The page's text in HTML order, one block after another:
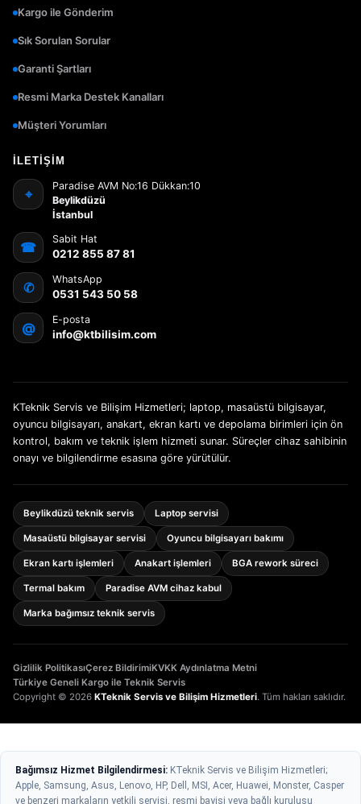
Kargo ile Gönderim
Sık Sorulan Sorular
Garanti Şartları
Resmi Marka Destek Kanalları
Müşteri Yorumları
İLETIŞIM
⌖
Paradise AVM No:16 Dükkan:10
Beylikdüzü
İstanbul
☎
Sabit Hat
0212 855 87 81
✆
WhatsApp
0531 543 50 58
@
E-posta
info@ktbilisim.com
KTeknik Servis ve Bilişim Hizmetleri; laptop, masaüstü bilgisayar,
oyuncu bilgisayarı, anakart, ekran kartı ve depolama birimleri için ön
kontrol, bakım ve teknik işlem hizmeti sunar. Süreçler cihaz sahibinin
onayı ve bilgilendirme esasına göre yürütülür.
Beylikdüzü teknik servis Laptop servisi
Masaüstü bilgisayar servisi Oyuncu bilgisayarı bakımı
Ekran kartı işlemleri Anakart işlemleri BGA rework süreci
Termal bakım Paradise AVM cihaz kabul
Marka bağımsız teknik servis
Copyright © 2026 KTeknik Servis ve Bilişim Hizmetleri. Tüm hakları saklıdır.
Gizlilik PolitikasıÇerez BildirimiKVKK Aydınlatma Metni
Türkiye Geneli Kargo ile Teknik Servis
Bağımsız Hizmet Bilgilendirmesi: KTeknik Servis ve Bilişim Hizmetleri;
Apple, Samsung, Asus, Lenovo, HP, Dell, MSI, Acer, Huawei, Monster, Casper
ve benzeri markaların yetkili servisi, resmi bayisi veya bağlı kuruluşu